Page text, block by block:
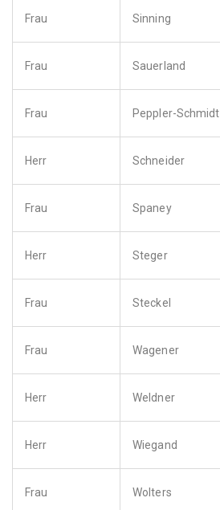
Frau Sinning
Frau Sauerland
Frau Peppler-Schmidt
Herr Schneider
Frau Spaney
Herr Steger
Frau Steckel
Frau Wagener
Herr Weldner
Herr Wiegand
Frau Wolters